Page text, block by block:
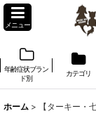
メニュー
年齢症状ブラン
ド別
カテゴリ
ホーム > 【ターキー・